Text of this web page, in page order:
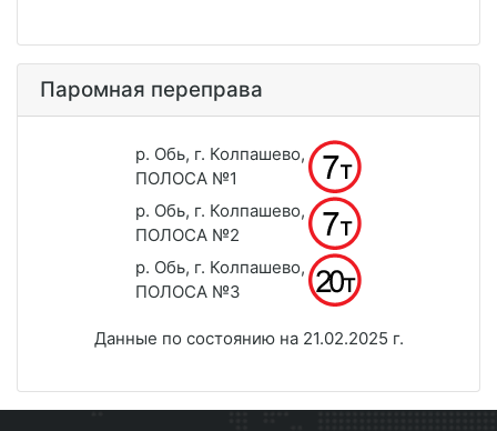
Паромная переправа
р. Обь, г. Колпашево,
ПОЛОСА №1
р. Обь, г. Колпашево,
ПОЛОСА №2
р. Обь, г. Колпашево,
ПОЛОСА №3
Данные по состоянию на 21.02.2025 г.